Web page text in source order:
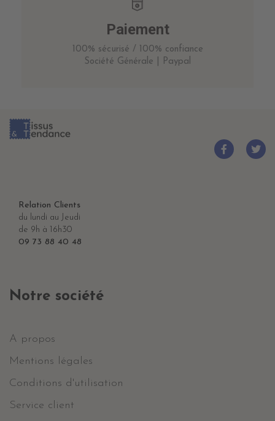
Paiement
100% sécurisé / 100% confiance
Société Générale | Paypal
Relation Clients
du lundi au Jeudi
de 9h à 16h30
09 73 88 40 48
Notre société
A propos
Mentions légales
Conditions d'utilisation
Service client